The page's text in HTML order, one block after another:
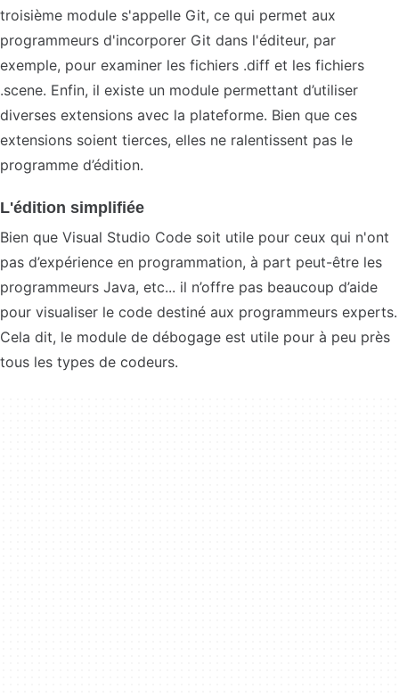
troisième module s'appelle Git, ce qui permet aux
programmeurs d'incorporer Git dans l'éditeur, par
exemple, pour examiner les fichiers .diff et les fichiers
.scene. Enfin, il existe un module permettant d’utiliser
diverses extensions avec la plateforme. Bien que ces
extensions soient tierces, elles ne ralentissent pas le
programme d’édition.
L'édition simplifiée
Bien que Visual Studio Code soit utile pour ceux qui n'ont
pas d’expérience en programmation, à part peut-être les
programmeurs Java, etc... il n’offre pas beaucoup d’aide
pour visualiser le code destiné aux programmeurs experts.
Cela dit, le module de débogage est utile pour à peu près
tous les types de codeurs.